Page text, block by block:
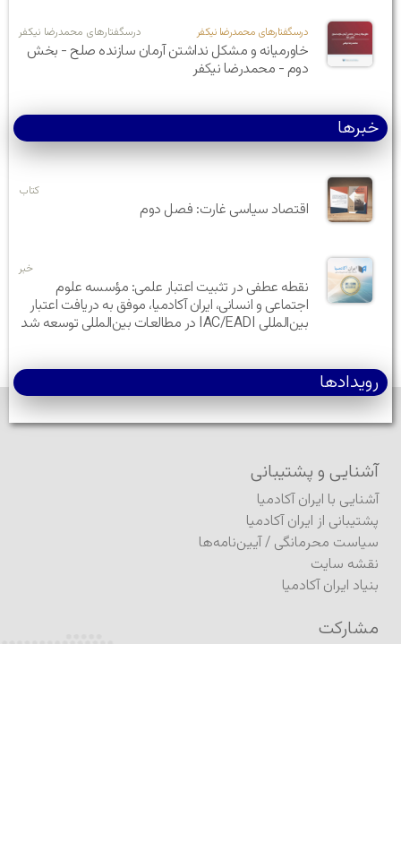
درسگفتارهای محمدرضا نیکفر درسگفتارهای محمدرضا نیکفر
خاورمیانه و مشکل نداشتن آرمان سازنده صلح - بخش
دوم - محمدرضا نیکفر
خبرها
کتاب
اقتصاد سیاسی غارت: فصل دوم
خبر
نقطه عطفی در تثبیت اعتبار علمی: مؤسسه علوم
اجتماعی و انسانی، ایران آکادمیا، موفق به دریافت اعتبار
بین‌المللی IAC/EADI در مطالعات بین‌المللی توسعه شد
رویدادها
آشنایی و پشتیبانی
آشنایی با ایران آکادمیا
پشتیبانی از ایران آکادمیا
سیاست محرمانگی /آیین‌نامه‌ها
نقشه سایت
بنیاد ایران آکادمیا
مشارکت